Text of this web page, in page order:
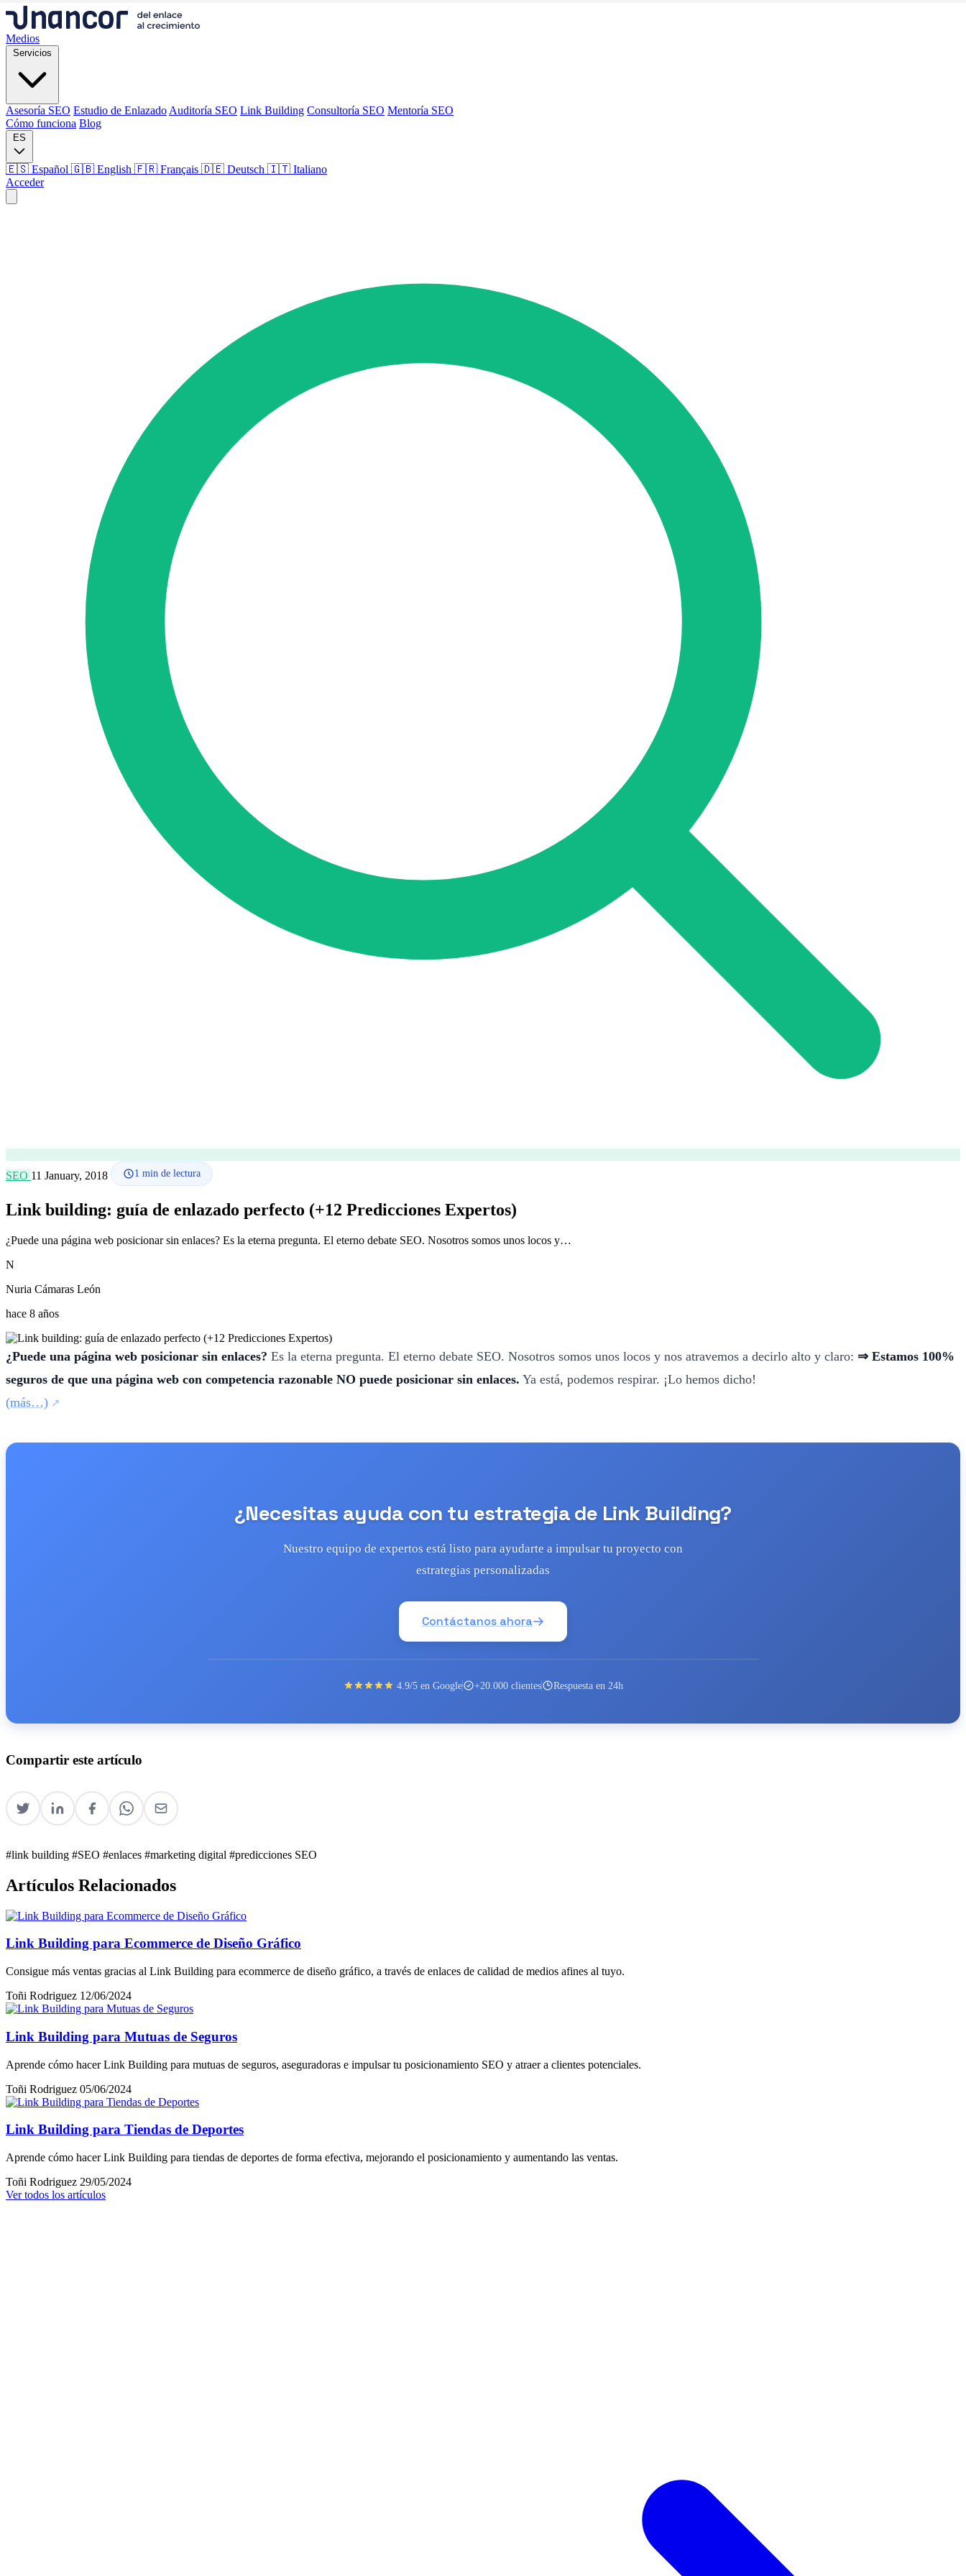
Medios
Servicios
Asesoría SEO Estudio de Enlazado Auditoría SEO Link Building Consultoría SEO Mentoría SEO
Cómo funciona Blog
ES
🇪🇸 Español 🇬🇧 English 🇫🇷 Français 🇩🇪 Deutsch 🇮🇹 Italiano
Acceder
Mentoría SEO
SEO 11 January, 2018 1 min de lectura
Link building: guía de enlazado perfecto (+12 Predicciones Expertos)
¿Puede una página web posicionar sin enlaces? Es la eterna pregunta. El eterno debate SEO. Nosotros somos unos locos y…
N
Nuria Cámaras León
hace 8 años
¿Puede una página web posicionar sin enlaces? Es la eterna pregunta. El eterno debate SEO. Nosotros somos unos locos y nos atravemos a decirlo alto y claro: ⇒ Estamos 100%
seguros de que una página web con competencia razonable NO puede posicionar sin enlaces. Ya está, podemos respirar. ¡Lo hemos dicho!
(más…)
¿Necesitas ayuda con tu estrategia de Link Building?
Nuestro equipo de expertos está listo para ayudarte a impulsar tu proyecto con
estrategias personalizadas
Contáctanos ahora
4.9/5 en Google +20.000 clientes Respuesta en 24h
Compartir este artículo
#link building #SEO #enlaces #marketing digital #predicciones SEO
Artículos Relacionados
Link Building para Ecommerce de Diseño Gráfico
Consigue más ventas gracias al Link Building para ecommerce de diseño gráfico, a través de enlaces de calidad de medios afines al tuyo.
Toñi Rodriguez 12/06/2024
Link Building para Mutuas de Seguros
Aprende cómo hacer Link Building para mutuas de seguros, aseguradoras e impulsar tu posicionamiento SEO y atraer a clientes potenciales.
Toñi Rodriguez 05/06/2024
Link Building para Tiendas de Deportes
Aprende cómo hacer Link Building para tiendas de deportes de forma efectiva, mejorando el posicionamiento y aumentando las ventas.
Toñi Rodriguez 29/05/2024
Ver todos los artículos